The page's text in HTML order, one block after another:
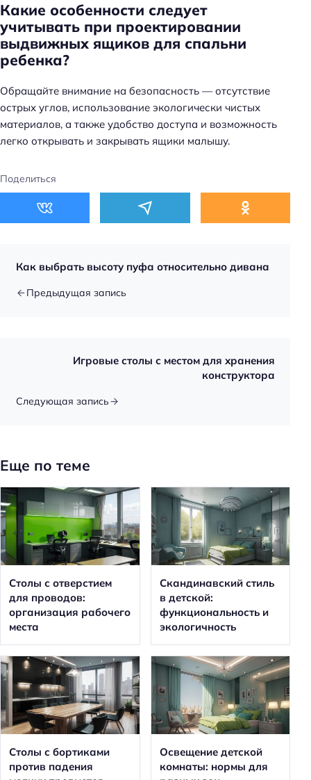
Какие особенности следует
учитывать при проектировании
выдвижных ящиков для спальни
ребенка?
Обращайте внимание на безопасность — отсутствие
острых углов, использование экологически чистых
материалов, а также удобство доступа и возможность
легко открывать и закрывать ящики малышу.
Поделиться
Как выбрать высоту пуфа относительно дивана
Предыдущая запись
Игровые столы с местом для хранения
конструктора
Следующая запись
Еще по теме
Столы с отверстием
для проводов:
организация рабочего
места
Скандинавский стиль
в детской:
функциональность и
экологичность
Столы с бортиками
против падения
Освещение детской
комнаты: нормы для